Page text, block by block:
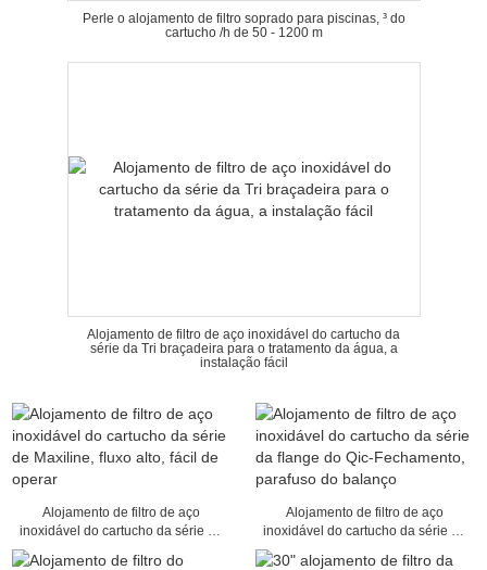
Perle o alojamento de filtro soprado para piscinas, ³ do
cartucho /h de 50 - 1200 m
Alojamento de filtro de aço inoxidável do cartucho da
série da Tri braçadeira para o tratamento da água, a
instalação fácil
Alojamento de filtro de aço
inoxidável do cartucho da série de
Maxiline, fluxo alto, fácil de operar
Alojamento de filtro de aço
inoxidável do cartucho da série da